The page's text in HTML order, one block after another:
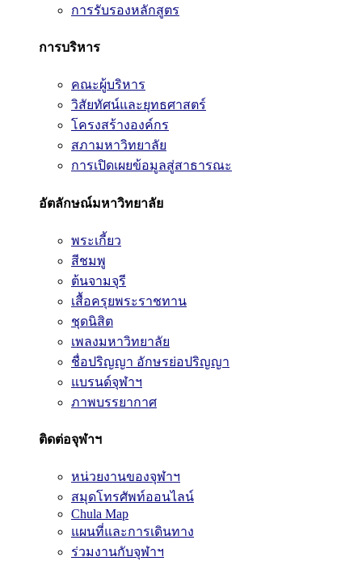
การรับรองหลักสูตร
การบริหาร
คณะผู้บริหาร
วิสัยทัศน์และยุทธศาสตร์
โครงสร้างองค์กร
สภามหาวิทยาลัย
การเปิดเผยข้อมูลสู่สาธารณะ
อัตลักษณ์มหาวิทยาลัย
พระเกี้ยว
สีชมพู
ต้นจามจุรี
เสื้อครุยพระราชทาน
ชุดนิสิต
เพลงมหาวิทยาลัย
ชื่อปริญญา อักษรย่อปริญญา
แบรนด์จุฬาฯ
ภาพบรรยากาศ
ติดต่อจุฬาฯ
หน่วยงานของจุฬาฯ
สมุดโทรศัพท์ออนไลน์
Chula Map
แผนที่และการเดินทาง
ร่วมงานกับจุฬาฯ